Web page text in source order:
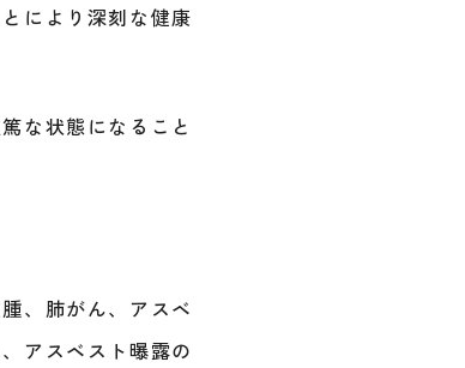
により深刻な健康
な状態になること
、肺がん、アスベ
アスベスト曝露の